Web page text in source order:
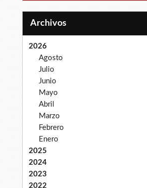
Archivos
2026
Agosto
Julio
Junio
Mayo
Abril
Marzo
Febrero
Enero
2025
2024
2023
2022